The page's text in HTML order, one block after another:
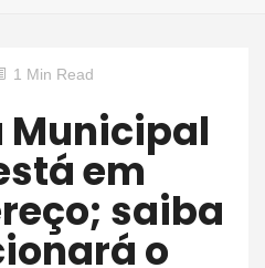
1 Min Read
em
saiba
o